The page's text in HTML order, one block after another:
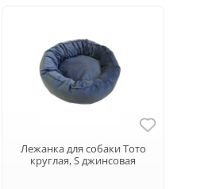
Лежанка для собаки Тото
круглая, S джинсовая